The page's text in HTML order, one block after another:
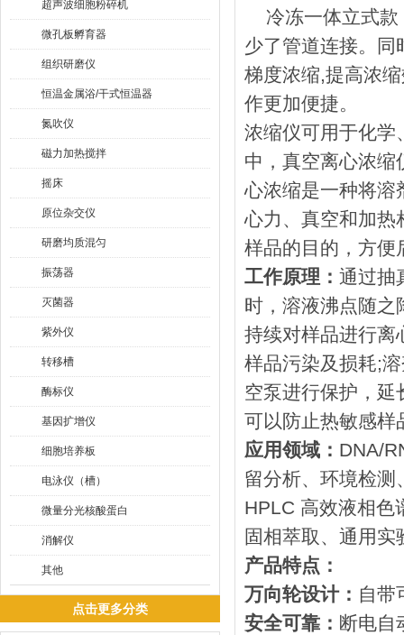
超声波细胞粉碎机
微孔板孵育器
组织研磨仪
恒温金属浴/干式恒温器
氮吹仪
磁力加热搅拌
摇床
原位杂交仪
研磨均质混匀
振荡器
灭菌器
紫外仪
转移槽
酶标仪
基因扩增仪
细胞培养板
电泳仪（槽）
微量分光核酸蛋白
消解仪
其他
点击更多分类
冷冻一体立式款
少了管道连接。同
梯度浓缩,提高浓
作更加便捷。
浓缩仪可用于化学
中，真空离心浓缩
心浓缩是一种将溶
心力、真空和加热
样品的目的，方便
工作原理： 通过抽
时，溶液沸点随之
持续对样品进行离
样品污染及损耗;
空泵进行保护，延
可以防止热敏感样
应用领域： DNA/
留分析、环境检测
HPLC 高效液相色
固相萃取、通用实
产品特点：
万向轮设计： 自带
安全可靠： 断电自